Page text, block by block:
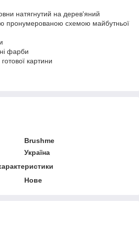
натягнутий на дерев'яний
пронумерованою схемою майбутньої
фарби
картини
Brushme
Україна
Нове